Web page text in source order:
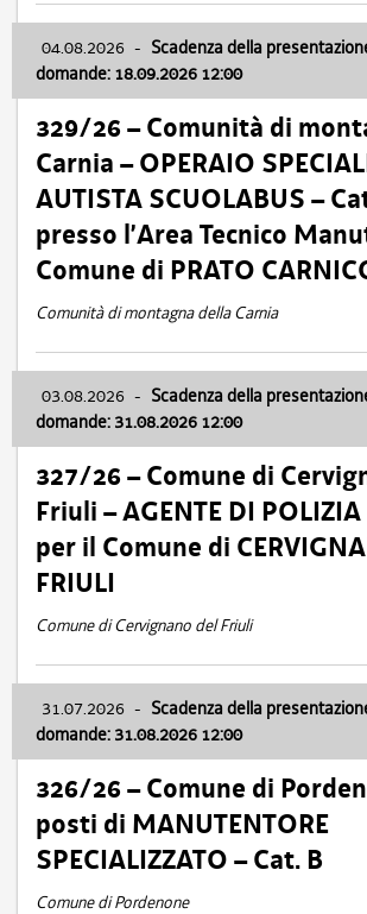
04.08.2026 - Scadenza della
domande: 18.09.2026 12:00
329/26 – Comunità di
Carnia – OPERAIO
AUTISTA SCUOLABUS –
presso l’Area Tecnico
Comune di PRATO
Comunità di montagna della Carnia
03.08.2026 - Scadenza della
domande: 31.08.2026 12:00
327/26 – Comune di
Friuli – AGENTE DI POLIZIA
per il Comune di
FRIULI
Comune di Cervignano del Friuli
31.07.2026 - Scadenza della
domande: 31.08.2026 12:00
326/26 – Comune di
posti di MANUTENTORE
SPECIALIZZATO – Cat. B
Comune di Pordenone